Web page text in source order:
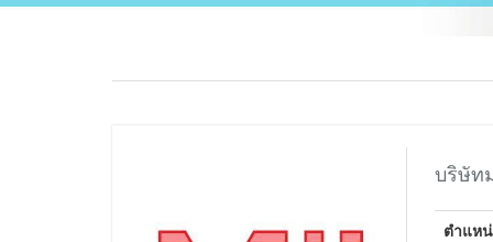
บริษัท
ตำแห